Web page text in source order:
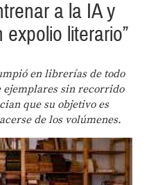
a la IA y
literario”
en librerías de todo
ejemplares sin recorrido
que su objetivo es
de los volúmenes.